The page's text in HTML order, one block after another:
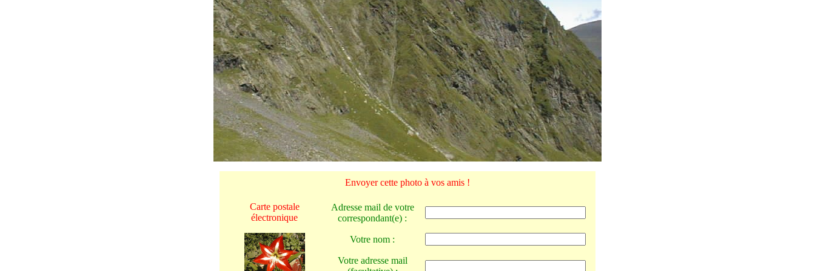
Envoyer cette photo à vos amis !
Carte postale
électronique
Adresse mail de votre
correspondant(e) :
Votre nom :
Votre adresse mail